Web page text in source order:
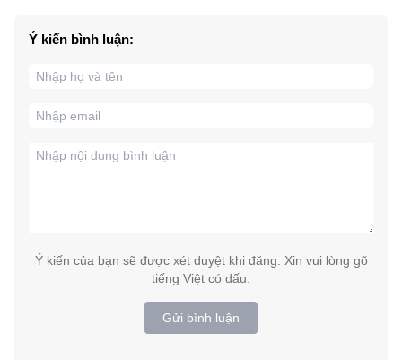
Ý kiến bình luận:
Ý kiến của bạn sẽ được xét duyệt khi đăng. Xin vui lòng gõ
tiếng Việt có dấu.
Gửi bình luận